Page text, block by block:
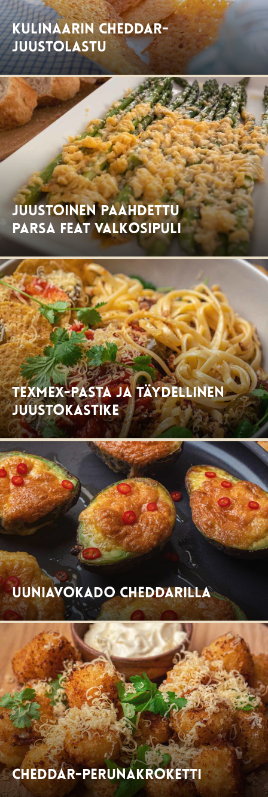
Kulinaarin cheddar-
juustolastu
Juustoinen paahdettu
parsa feat valkosipuli
TexMex-Pasta ja täydellinen
juustokastike
Uuniavokado cheddarilla
Cheddar-perunakroketti